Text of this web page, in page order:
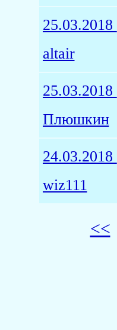
25.03.2018
altair
25.03.2018
Плюшкин
24.03.2018
wiz111
<<